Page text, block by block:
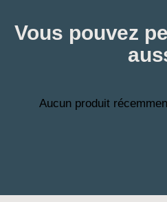
Vous pouvez
Aucun produit